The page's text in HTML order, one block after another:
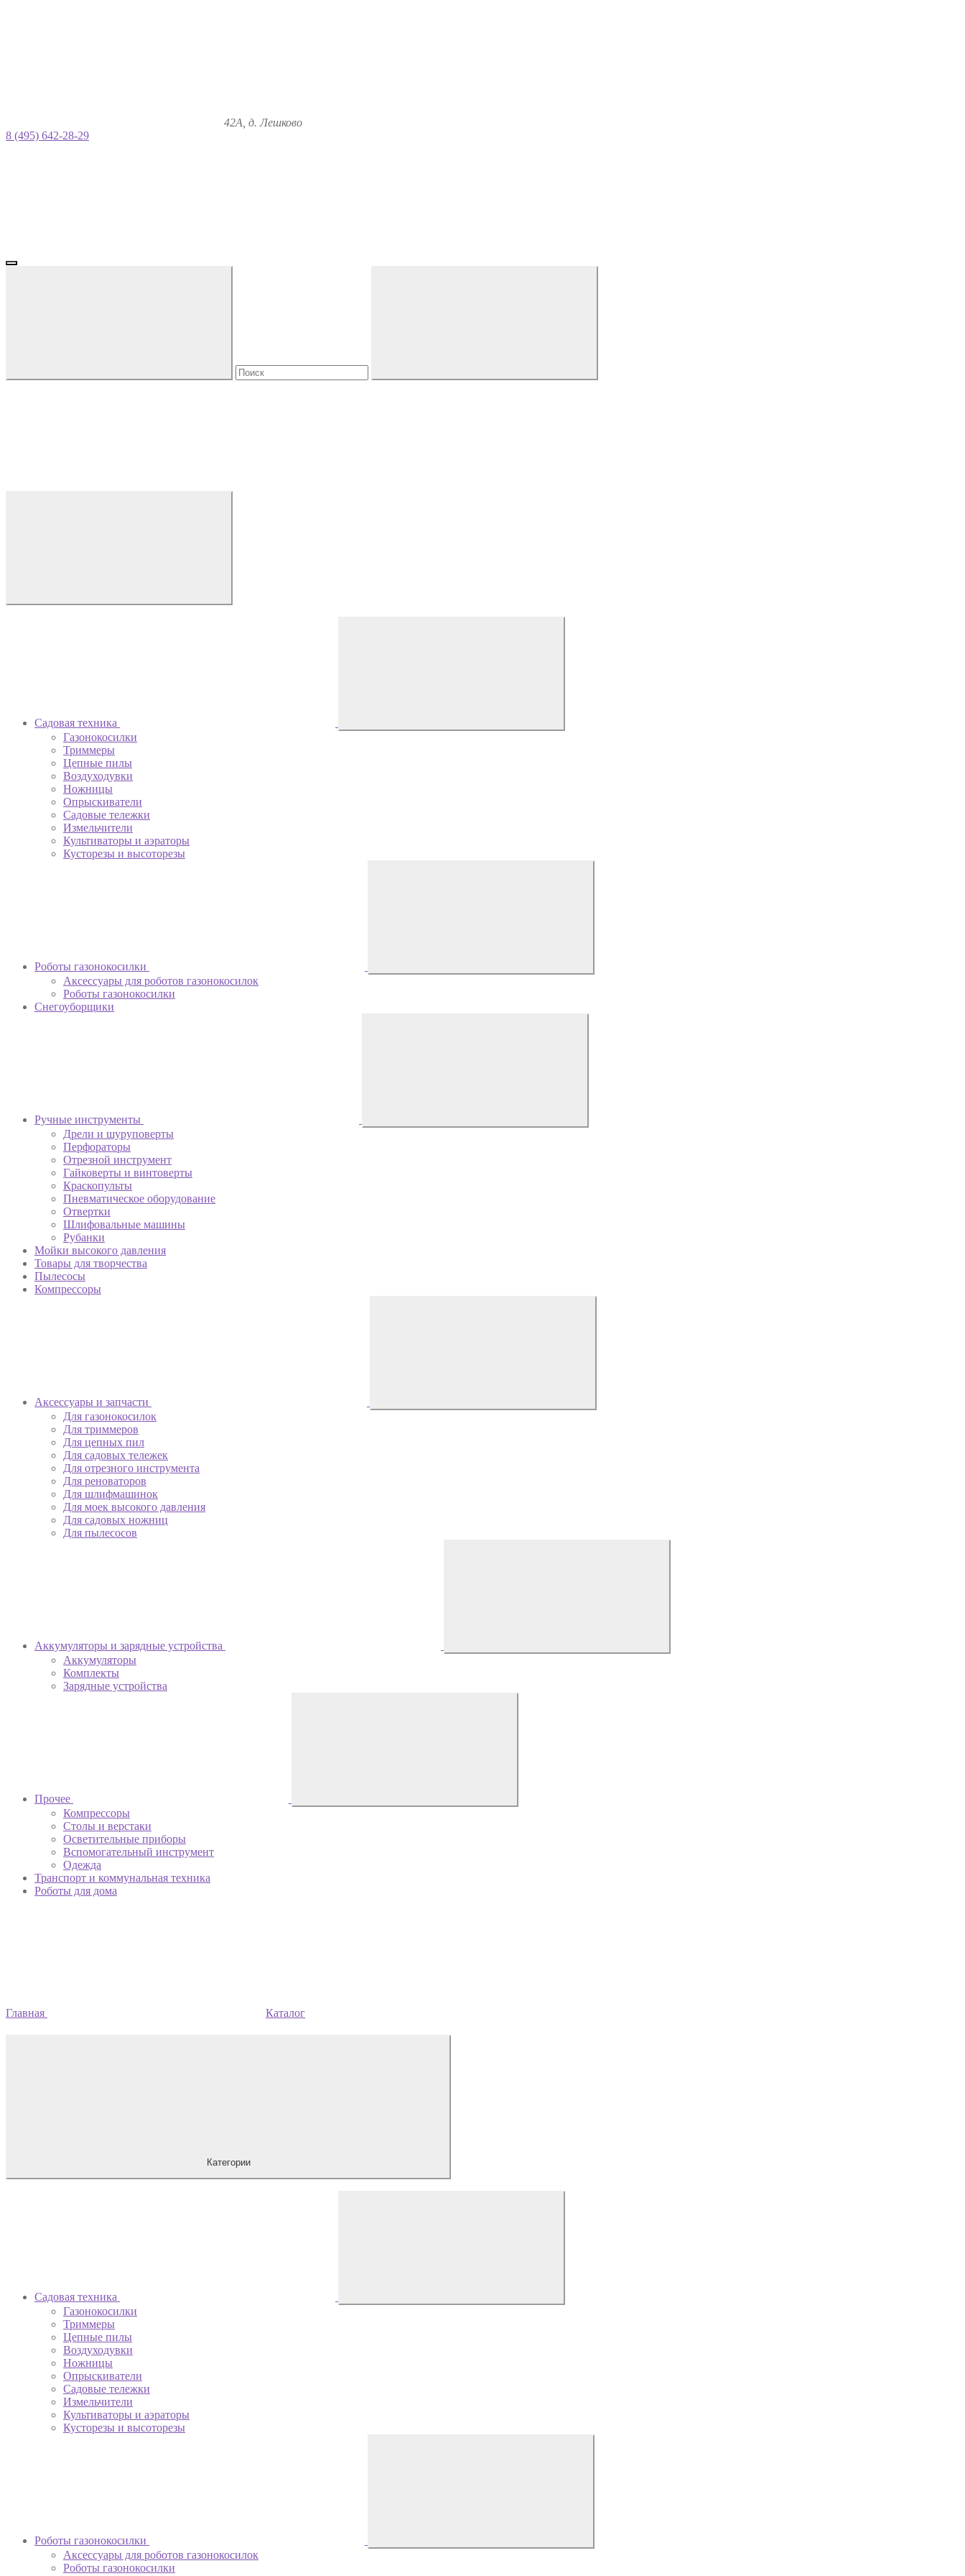
42А, д. Лешково
8 (495) 642-28-29
Садовая техника
Газонокосилки
Триммеры
Цепные пилы
Воздуходувки
Ножницы
Опрыскиватели
Садовые тележки
Измельчители
Культиваторы и аэраторы
Кусторезы и высоторезы
Роботы газонокосилки
Аксессуары для роботов газонокосилок
Роботы газонокосилки
Снегоуборщики
Ручные инструменты
Дрели и шуруповерты
Перфораторы
Отрезной инструмент
Гайковерты и винтоверты
Краскопульты
Пневматическое оборудование
Отвертки
Шлифовальные машины
Рубанки
Мойки высокого давления
Товары для творчества
Пылесосы
Компрессоры
Аксессуары и запчасти
Для газонокосилок
Для триммеров
Для цепных пил
Для садовых тележек
Для отрезного инструмента
Для реноваторов
Для шлифмашинок
Для моек высокого давления
Для садовых ножниц
Для пылесосов
Аккумуляторы и зарядные устройства
Аккумуляторы
Комплекты
Зарядные устройства
Прочее
Компрессоры
Столы и верстаки
Осветительные приборы
Вспомогательный инструмент
Одежда
Транспорт и коммунальная техника
Роботы для дома
Главная Каталог
Категории
Садовая техника
Газонокосилки
Триммеры
Цепные пилы
Воздуходувки
Ножницы
Опрыскиватели
Садовые тележки
Измельчители
Культиваторы и аэраторы
Кусторезы и высоторезы
Роботы газонокосилки
Аксессуары для роботов газонокосилок
Роботы газонокосилки